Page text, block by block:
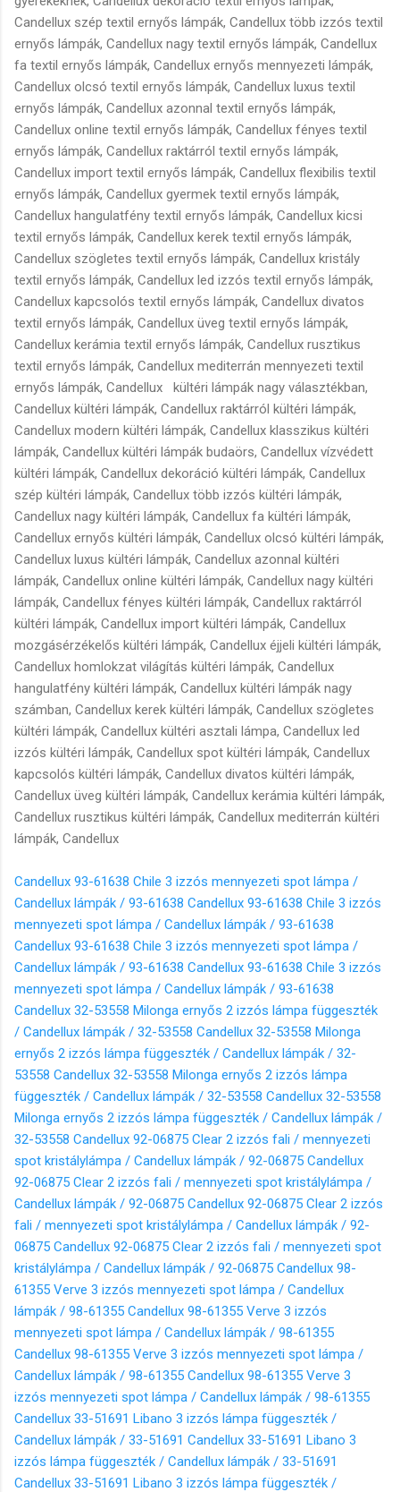
Candellux 93-61638 Chile 3 izzós mennyezeti spot lámpa /
Candellux lámpák / 93-61638 Candellux 93-61638 Chile 3 izzós
mennyezeti spot lámpa / Candellux lámpák / 93-61638
Candellux 93-61638 Chile 3 izzós mennyezeti spot lámpa /
Candellux lámpák / 93-61638 Candellux 93-61638 Chile 3 izzós
mennyezeti spot lámpa / Candellux lámpák / 93-61638
Candellux 32-53558 Milonga ernyős 2 izzós lámpa függeszték
/ Candellux lámpák / 32-53558 Candellux 32-53558 Milonga
ernyős 2 izzós lámpa függeszték / Candellux lámpák / 32-
53558 Candellux 32-53558 Milonga ernyős 2 izzós lámpa
függeszték / Candellux lámpák / 32-53558 Candellux 32-53558
Milonga ernyős 2 izzós lámpa függeszték / Candellux lámpák /
32-53558 Candellux 92-06875 Clear 2 izzós fali / mennyezeti
spot kristálylámpa / Candellux lámpák / 92-06875 Candellux
92-06875 Clear 2 izzós fali / mennyezeti spot kristálylámpa /
Candellux lámpák / 92-06875 Candellux 92-06875 Clear 2 izzós
fali / mennyezeti spot kristálylámpa / Candellux lámpák / 92-
06875 Candellux 92-06875 Clear 2 izzós fali / mennyezeti spot
kristálylámpa / Candellux lámpák / 92-06875 Candellux 98-
61355 Verve 3 izzós mennyezeti spot lámpa / Candellux
lámpák / 98-61355 Candellux 98-61355 Verve 3 izzós
mennyezeti spot lámpa / Candellux lámpák / 98-61355
Candellux 98-61355 Verve 3 izzós mennyezeti spot lámpa /
Candellux lámpák / 98-61355 Candellux 98-61355 Verve 3
izzós mennyezeti spot lámpa / Candellux lámpák / 98-61355
Candellux 33-51691 Libano 3 izzós lámpa függeszték /
Candellux lámpák / 33-51691 Candellux 33-51691 Libano 3
izzós lámpa függeszték / Candellux lámpák / 33-51691
Candellux 33-51691 Libano 3 izzós lámpa függeszték /